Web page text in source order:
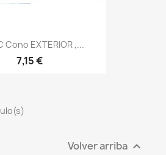
Cono EXTERIOR ,...
7,15 €
Volver arriba 